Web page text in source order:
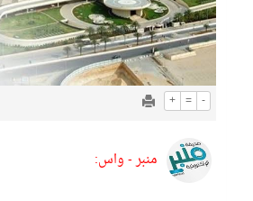
+ = -
منبر - واس: